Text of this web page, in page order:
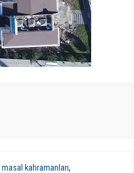
masal kahramanları,